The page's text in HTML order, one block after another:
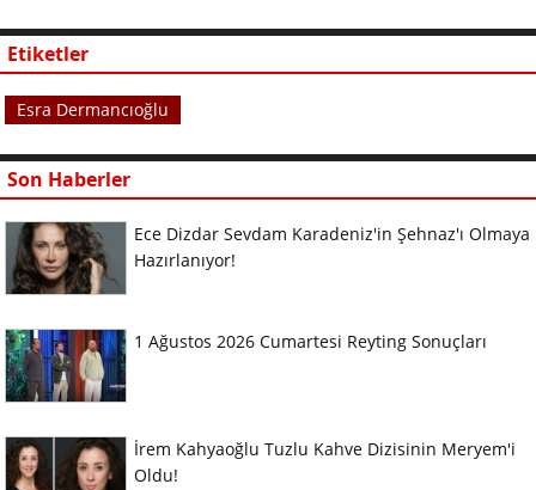
Etiketler
Esra Dermancıoğlu
Son Haberler
Ece Dizdar Sevdam Karadeniz'in Şehnaz'ı Olmaya
Hazırlanıyor!
1 Ağustos 2026 Cumartesi Reyting Sonuçları
İrem Kahyaoğlu Tuzlu Kahve Dizisinin Meryem'i
Oldu!